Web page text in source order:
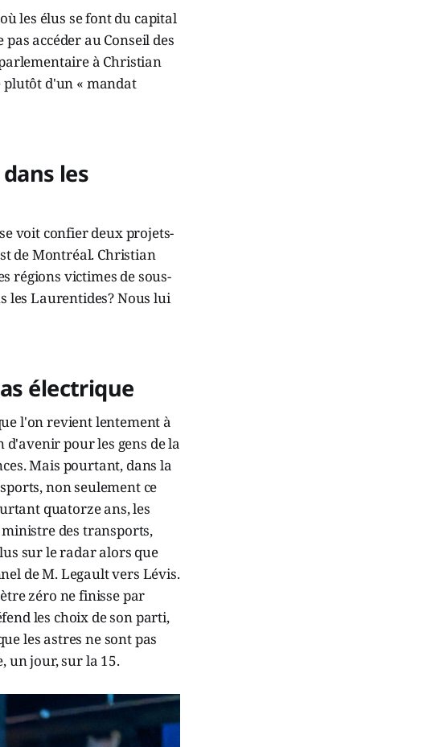
les élus se font du capital
accéder au Conseil des
à Christian
plutôt d'un « mandat
les
voit confier deux projets-
de Montréal. Christian
régions victimes de sous-
les Laurentides? Nous lui
électrique
l'on revient lentement à
pour les gens de la
Mais pourtant, dans la
non seulement ce
quatorze ans, les
des transports,
sur le radar alors que
de M. Legault vers Lévis.
zéro ne finisse par
les choix de son parti,
les astres ne sont pas
un jour, sur la 15.